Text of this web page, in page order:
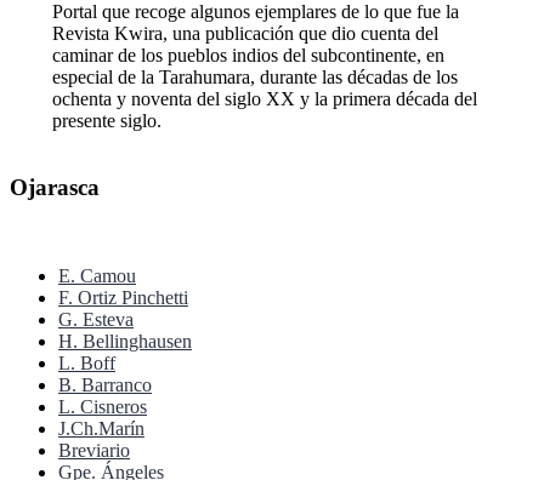
Portal que recoge algunos ejemplares de lo que fue la
Revista Kwira, una publicación que dio cuenta del
caminar de los pueblos indios del subcontinente, en
especial de la Tarahumara, durante las décadas de los
ochenta y noventa del siglo XX y la primera década del
presente siglo.
Ojarasca
E. Camou
F. Ortiz Pinchetti
G. Esteva
H. Bellinghausen
L. Boff
B. Barranco
L. Cisneros
J.Ch.Marín
Breviario
Gpe. Ángeles